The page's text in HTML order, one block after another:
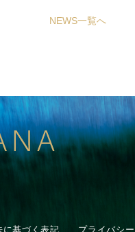
NEWS一覧へ
に基づく表記 プライバシ